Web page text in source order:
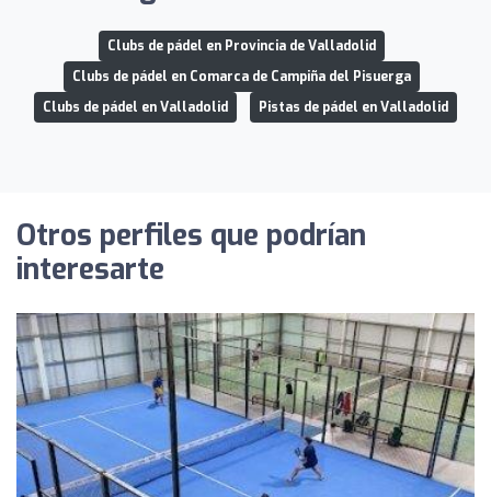
Clubs de pádel en Provincia de Valladolid
Clubs de pádel en Comarca de Campiña del Pisuerga
Clubs de pádel en Valladolid
Pistas de pádel en Valladolid
Otros perfiles que podrían
interesarte